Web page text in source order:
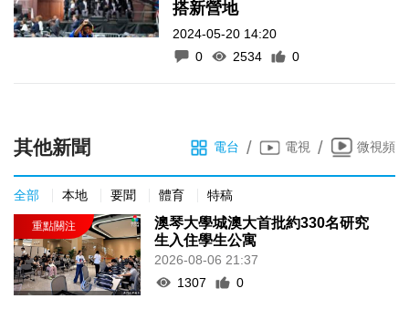
搭新營地
2024-05-20 14:20
0
2534 0
其他新聞 電台 / 電視 / 微視頻
全部 本地 要聞 體育 特稿
澳琴大學城澳大首批約330名研究
生入住學生公寓
2026-08-06 21:37
1307
0